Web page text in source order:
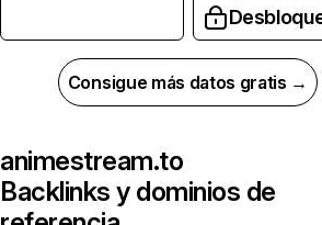
Consigue más datos gratis →
animestream.to
Backlinks y dominios de